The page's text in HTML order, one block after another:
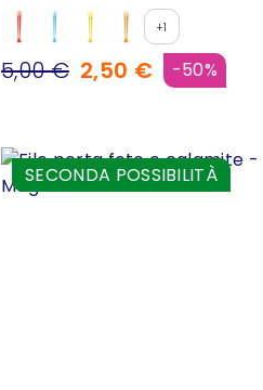
+1
5,00 € 2,50 € -50%
SECONDA POSSIBILITÀ